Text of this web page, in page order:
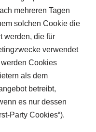
mehreren Tagen
solchen Cookie die
werden, die für
verwendet
werden Cookies
als dem
betreibt,
es nur dessen
Party Cookies“).